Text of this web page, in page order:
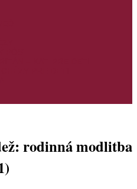
rodinná modlitba